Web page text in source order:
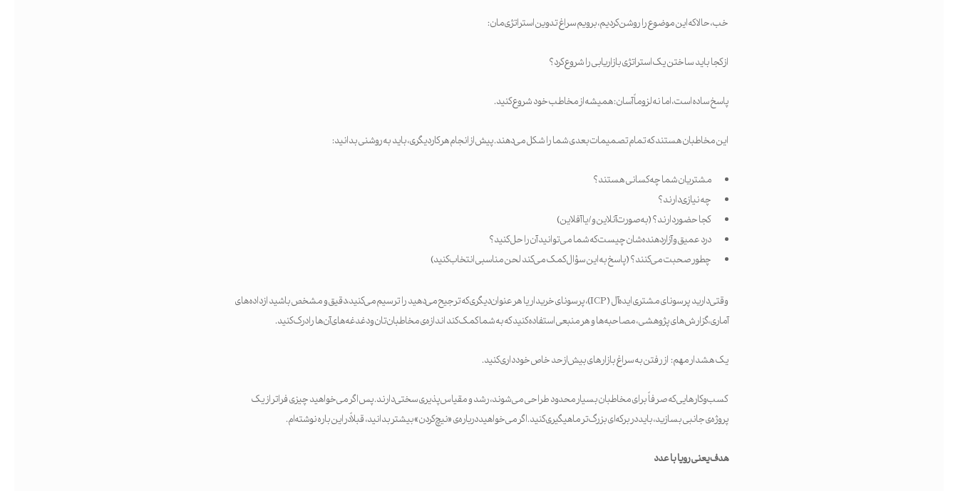
خب، حالا که این موضوع را روشن کردیم، برویم سراغ تدوین استراتژی‌مان:
از کجا باید ساختن یک استراتژی بازاریابی را شروع کرد؟
پاسخ ساده است، اما نه لزوماً آسان: همیشه از مخاطب خود شروع کنید.
این مخاطبان هستند که تمام تصمیمات بعدی شما را شکل می‌دهند. پیش از انجام هر کار دیگری، باید به روشنی بدانید:
مشتریان شما چه کسانی هستند؟
چه نیازی دارند؟
کجا حضور دارند؟ (به‌صورت آنلاین و/یا آفلاین)
درد عمیق و آزاردهنده‌شان چیست که شما می‌توانید آن را حل کنید؟
چطور صحبت می‌کنند؟ (پاسخ به این سؤال کمک می‌کند لحن مناسبی انتخاب کنید)
وقتی دارید پرسونای مشتری ایده‌آل (ICP)، پرسونای خریدار یا هر عنوان دیگری که ترجیح می‌دهید را ترسیم می‌کنید، دقیق و مشخص باشید از داده‌های
آماری، گزارش‌های پژوهشی، مصاحبه‌ها و هر منبعی استفاده کنید که به شما کمک کند اندازه‌ی مخاطبان‌تان و دغدغه‌های آن‌ها را درک کنید.
یک هشدار مهم: از رفتن به سراغ بازارهای بیش‌ازحد خاص خودداری کنید.
کسب‌وکارهایی که صرفاً برای مخاطبان بسیار محدود طراحی می‌شوند، رشد و مقیاس‌پذیری سختی دارند. پس اگر می‌خواهید چیزی فراتر از یک
پروژه‌ی جانبی بسازید، باید در برکه‌ای بزرگ‌تر ماهیگیری کنید. اگر می‌خواهید درباره‌ی «نیچ کردن» بیشتر بدانید، قبلاً در این باره نوشته‌ام.
هدف یعنی رویا با عدد